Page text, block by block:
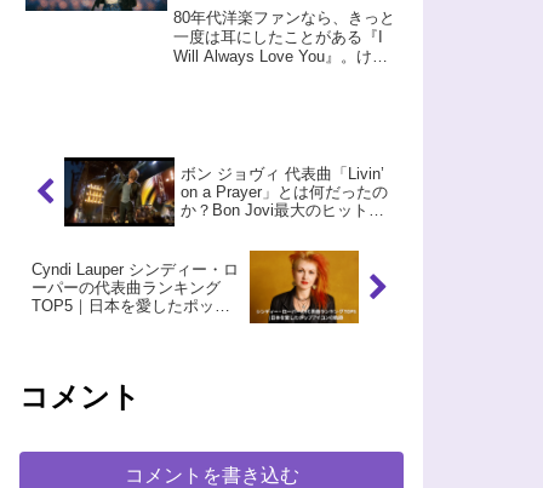
Dance with
Somebody」で蘇る歌姫
の真実
80年代洋楽ファンなら、きっと
一度は耳にしたことがある『I
Will Always Love You』。けれ
ボン ジョヴィ 代表曲「Livin’
on a Prayer」とは何だったの
か？Bon Jovi最大のヒットを
Cyndi Lauper シンディー・ロ
ーパーの代表曲ランキング
TOP5｜日本を愛したポップ
コメント
コメントを書き込む